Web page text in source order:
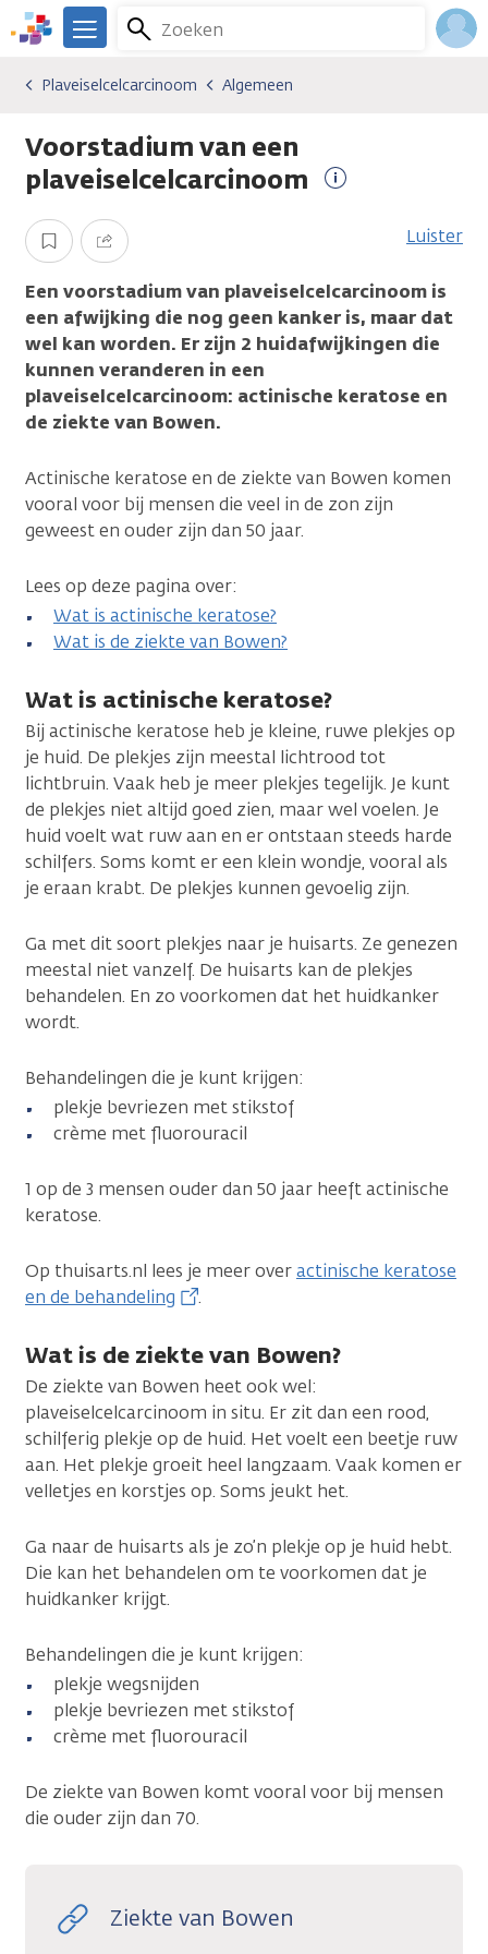
Overslaan
en
gaan
We
er
je.
Kanker.nl
Zoeken
Menu
Kankersoorten
Plaveiselcelcarcinoom
Algemeen
Plaveiselcelcarcinoom Algemeen
Voorstadium van een
plaveiselcelcarcinoom
informatie
Opslaan Delen Luister
Een voorstadium van plaveiselcelcarcinoom is
een afwijking die nog geen kanker is, maar dat
wel kan worden. Er zijn 2 huidafwijkingen die
kunnen veranderen in een
plaveiselcelcarcinoom: actinische keratose en
de ziekte van Bowen.
Actinische keratose en de ziekte van Bowen komen
vooral voor bij mensen die veel in de zon zijn
geweest en ouder zijn dan 50 jaar.
Lees op deze pagina over:
Wat is actinische keratose?
Wat is de ziekte van Bowen?
Wat is actinische keratose?
Bij actinische keratose heb je kleine, ruwe plekjes op
je huid. De plekjes zijn meestal lichtrood tot
lichtbruin. Vaak heb je meer plekjes tegelijk. Je kunt
de plekjes niet altijd goed zien, maar wel voelen. Je
huid voelt wat ruw aan en er ontstaan steeds harde
schilfers. Soms komt er een klein wondje, vooral als
je eraan krabt. De plekjes kunnen gevoelig zijn.
Ga met dit soort plekjes naar je huisarts. Ze genezen
meestal niet vanzelf. De huisarts kan de plekjes
behandelen. En zo voorkomen dat het huidkanker
wordt.
Behandelingen die je kunt krijgen:
plekje bevriezen met stikstof
crème met fluorouracil
1 op de 3 mensen ouder dan 50 jaar heeft actinische
keratose.
Op thuisarts.nl lees je meer overactinische keratose
en de behandeling
.
Wat is de ziekte van Bowen?
De ziekte van Bowen heet ook wel:
plaveiselcelcarcinoom in situ. Er zit dan een rood,
schilferig plekje op de huid. Het voelt een beetje ruw
aan. Het plekje groeit heel langzaam. Vaak komen er
velletjes en korstjes op. Soms jeukt het.
Ga naar de huisarts als je zo’n plekje op je huid hebt.
Die kan het behandelen om te voorkomen dat je
huidkanker krijgt.
Behandelingen die je kunt krijgen:
plekje wegsnijden
plekje bevriezen met stikstof
crème met fluorouracil
De ziekte van Bowen komt vooral voor bij mensen
die ouder zijn dan 70.
Ziekte van Bowen